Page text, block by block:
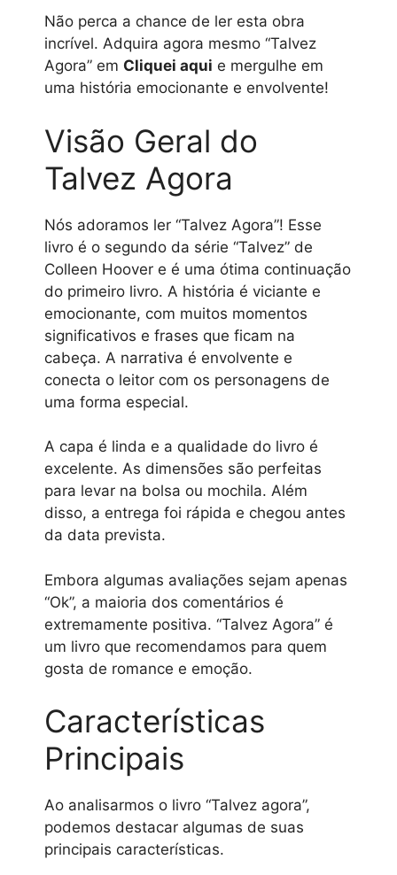
Não perca a chance de ler esta obra
incrível. Adquira agora mesmo “Talvez
Agora” em Cliquei aqui e mergulhe em
uma história emocionante e envolvente!
Visão Geral do
Talvez Agora
Nós adoramos ler “Talvez Agora”! Esse
livro é o segundo da série “Talvez” de
Colleen Hoover e é uma ótima continuação
do primeiro livro. A história é viciante e
emocionante, com muitos momentos
significativos e frases que ficam na
cabeça. A narrativa é envolvente e
conecta o leitor com os personagens de
uma forma especial.
A capa é linda e a qualidade do livro é
excelente. As dimensões são perfeitas
para levar na bolsa ou mochila. Além
disso, a entrega foi rápida e chegou antes
da data prevista.
Embora algumas avaliações sejam apenas
“Ok”, a maioria dos comentários é
extremamente positiva. “Talvez Agora” é
um livro que recomendamos para quem
gosta de romance e emoção.
Características
Principais
Ao analisarmos o livro “Talvez agora”,
podemos destacar algumas de suas
principais características.